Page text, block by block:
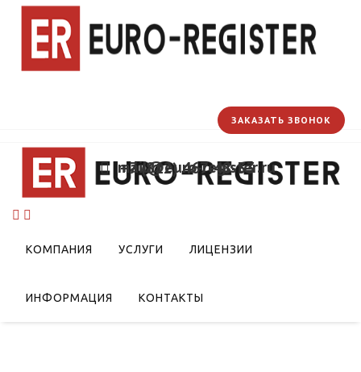
+7 (812) 467-48-33
mail@euro-register.ru
ЗАКАЗАТЬ ЗВОНОК
КОМПАНИЯ УСЛУГИ ЛИЦЕНЗИИ
ИНФОРМАЦИЯ КОНТАКТЫ